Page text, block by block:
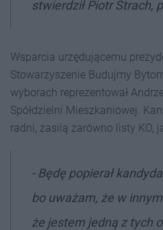
stwierdził Piotr Strach,
Wsparcia urzędującemu
Stowarzyszenie Budujmy
wyborach reprezentował
Spółdzielni Mieszkaniowej.
radni, zasilą zarówno listy KO,
- Będę popierał
bo uważam, że w
że jestem jedną z tych